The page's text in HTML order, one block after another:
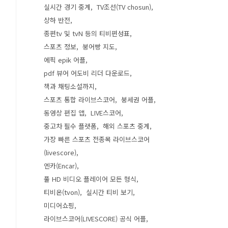
실시간 경기 중계
TV조선(TV chosun)
상하 반전
종편tv 및 tvN 등의 티비편성표
스포츠 정보
붕어빵 지도
에픽 epik 어플
pdf 뷰어 어도비 리더 다운로드
책과 채팅소설까지
스포츠 통합 라이브스코어
붕세권 어플
동영상 편집 앱
LIVE스코어
중고차 필수 플랫폼
해외 스포츠 중계
가장 빠른 스포츠 전종목 라이브스코어
(livescore)
엔카(Encar)
풀 HD 비디오 플레이어 모든 형식
티비온(tvon)
실시간 티비 보기
미디어쇼핑
라이브스코어(LIVESCORE) 공식 어플